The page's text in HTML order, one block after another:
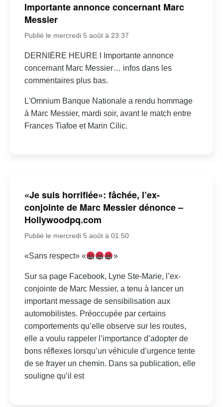
Importante annonce concernant Marc
Messier
Publié le mercredi 5 août à 23:37
DERNIÈRE HEURE l Importante annonce
concernant Marc Messier… infos dans les
commentaires plus bas.
L'Omnium Banque Nationale a rendu hommage
à Marc Messier, mardi soir, avant le match entre
Frances Tiafoe et Marin Cilic.
«Je suis horrifiée»: fâchée, l’ex-
conjointe de Marc Messier dénonce –
Hollywoodpq.com
Publié le mercredi 5 août à 01:50
«Sans respect» « »
Sur sa page Facebook, Lyne Ste-Marie, l’ex-
conjointe de Marc Messier, a tenu à lancer un
important message de sensibilisation aux
automobilistes. Préoccupée par certains
comportements qu’elle observe sur les routes,
elle a voulu rappeler l’importance d’adopter de
bons réflexes lorsqu’un véhicule d’urgence tente
de se frayer un chemin. Dans sa publication, elle
souligne qu’il est